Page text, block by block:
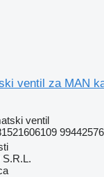
ventil za MAN
ventil
99442576